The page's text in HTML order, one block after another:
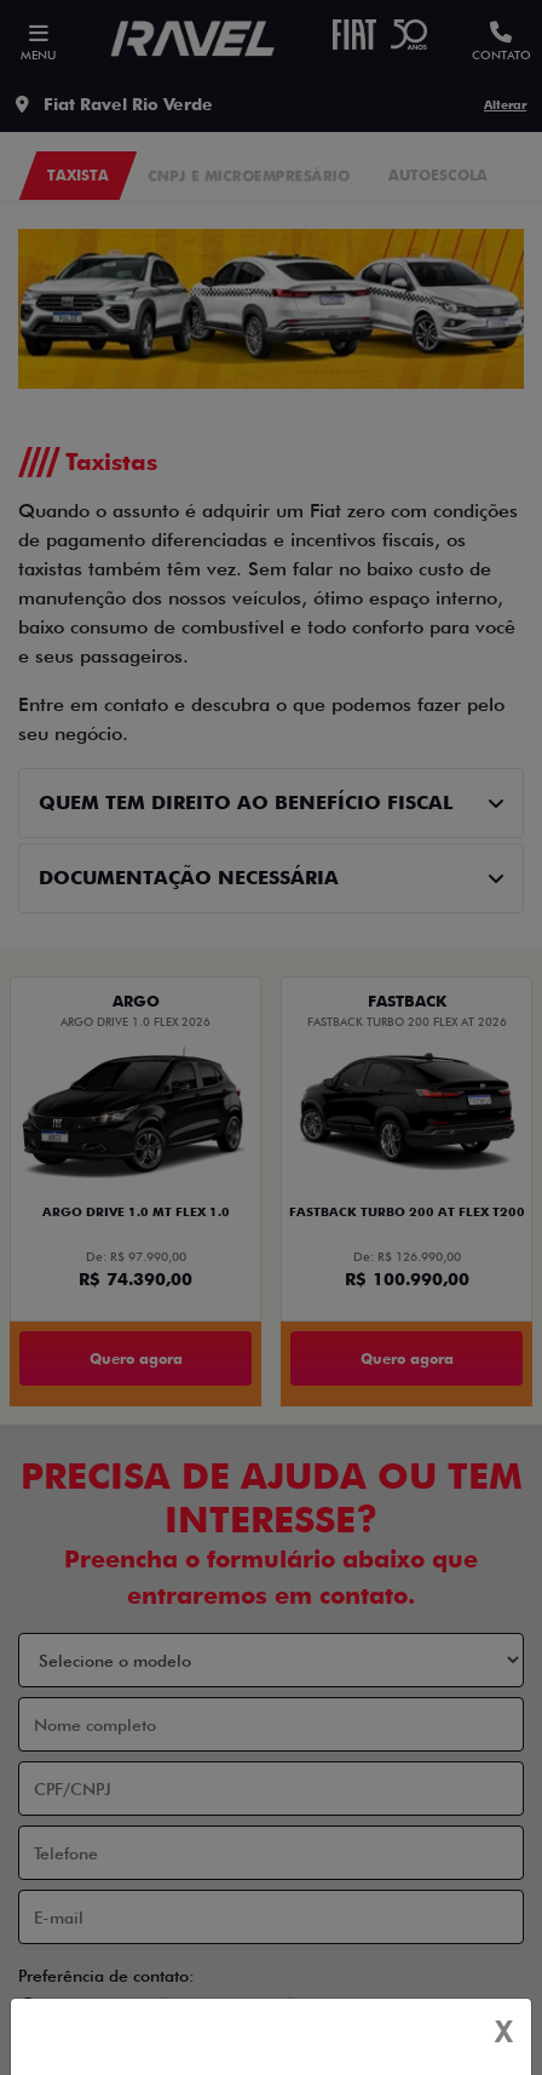
MENU CONTATO
Fiat Ravel Rio Verde Alterar
CNPJ E MICROEMPRESÁRIO AUTOESCOLA
TAXISTA
Taxistas
Quando o assunto é adquirir um Fiat zero com condições
de pagamento diferenciadas e incentivos fiscais, os
taxistas também têm vez. Sem falar no baixo custo de
manutenção dos nossos veículos, ótimo espaço interno,
baixo consumo de combustível e todo conforto para você
e seus passageiros.
Entre em contato e descubra o que podemos fazer pelo
seu negócio.
QUEM TEM DIREITO AO BENEFÍCIO FISCAL
DOCUMENTAÇÃO NECESSÁRIA
ARGO
ARGO DRIVE 1.0 FLEX 2026
ARGO DRIVE 1.0 MT FLEX 1.0
De: R$ 97.990,00
R$ 74.390,00
Quero agora
FASTBACK
FASTBACK TURBO 200 FLEX AT 2026
FASTBACK TURBO 200 AT FLEX T200
De: R$ 126.990,00
R$ 100.990,00
Quero agora
PRECISA DE AJUDA OU TEM
INTERESSE?
Preencha o formulário abaixo que
entraremos em contato.
Preferência de contato:
X